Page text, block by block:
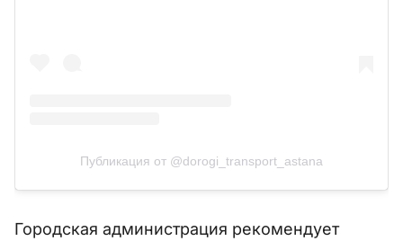
Публикация от @dorogi_transport_astana
Городская администрация рекомендует